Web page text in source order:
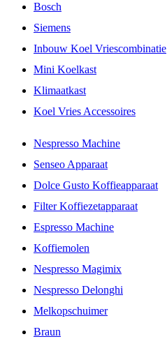
Bosch
Siemens
Inbouw Koel Vriescombinatie
Mini Koelkast
Klimaatkast
Koel Vries Accessoires
Nespresso Machine
Senseo Apparaat
Dolce Gusto Koffieapparaat
Filter Koffiezetapparaat
Espresso Machine
Koffiemolen
Nespresso Magimix
Nespresso Delonghi
Melkopschuimer
Braun